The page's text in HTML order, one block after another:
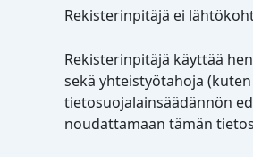
Rekisterinpitäjä ei
Rekisterinpitäjä käyttää
sekä yhteistyötahoja
tietosuojalainsäädännön
noudattamaan tämän